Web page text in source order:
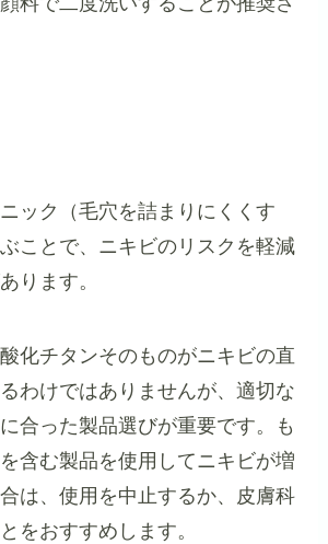
ック（毛穴を詰まりにくくす
ことで、ニキビのリスクを軽減
ります。
化チタンそのものがニキビの直
わけではありませんが、適切な
合った製品選びが重要です。も
含む製品を使用してニキビが増
は、使用を中止するか、皮膚科
をおすすめします。